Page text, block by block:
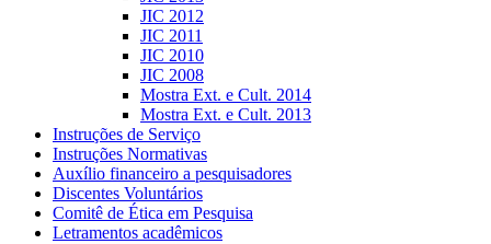
JIC 2012
JIC 2011
JIC 2010
JIC 2008
Mostra Ext. e Cult. 2014
Mostra Ext. e Cult. 2013
Instruções de Serviço
Instruções Normativas
Auxílio financeiro a pesquisadores
Discentes Voluntários
Comitê de Ética em Pesquisa
Letramentos acadêmicos